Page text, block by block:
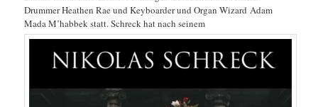
Drummer Heathen Rae und Keyboarder und Organ Wizard Adam
Mada M’habbek statt. Schreck hat nach seinem